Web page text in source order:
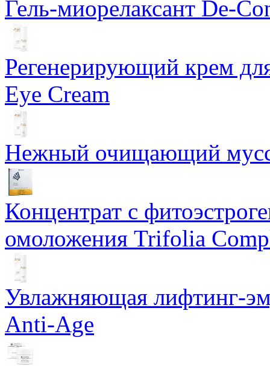
Гель-миорелаксант De-
Регенерирующий крем
Eye Cream
Нежный очищающий мусс
Концентрат с
омоложения Trifolia
Увлажняющая лифтинг-
Anti-Age